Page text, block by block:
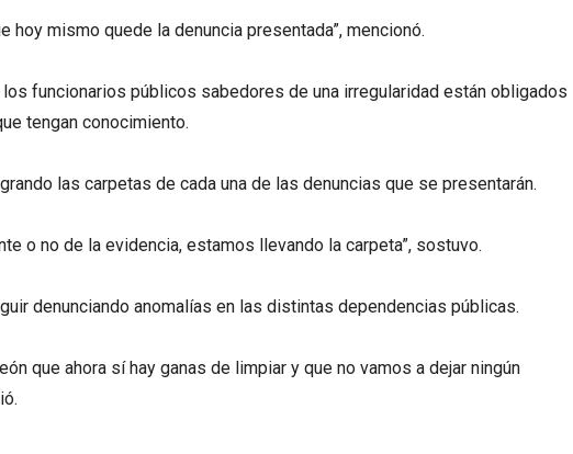
hoy mismo quede la denuncia presentada”, mencionó.
funcionarios públicos sabedores de una irregularidad están obligados
tengan conocimiento.
las carpetas de cada una de las denuncias que se presentarán.
o no de la evidencia, estamos llevando la carpeta”, sostuvo.
denunciando anomalías en las distintas dependencias públicas.
que ahora sí hay ganas de limpiar y que no vamos a dejar ningún